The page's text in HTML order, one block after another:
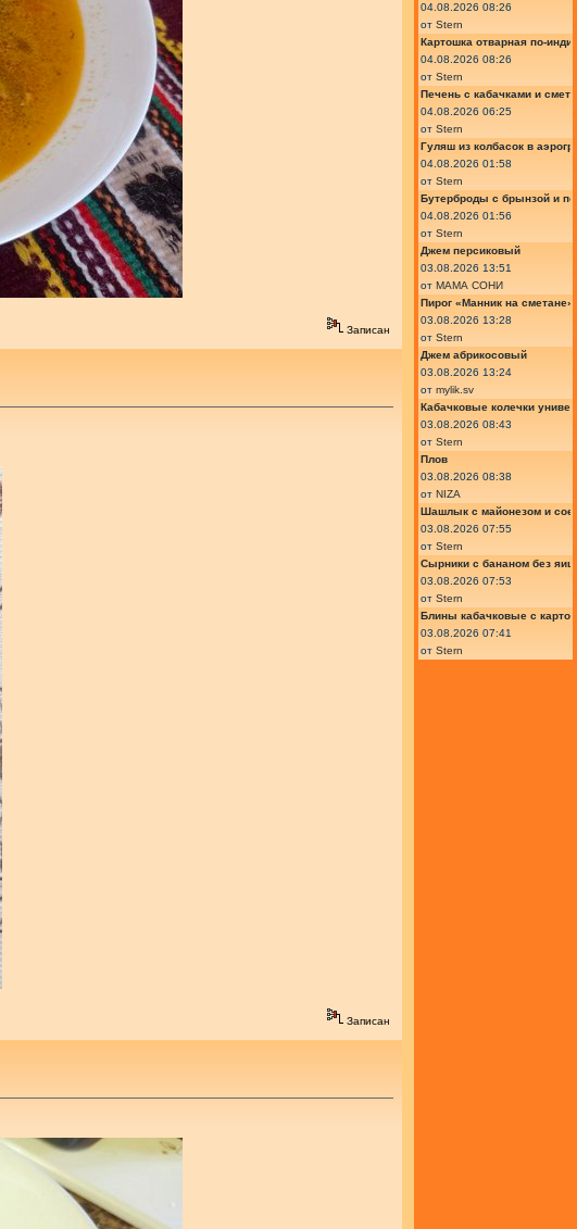
Записан
Записан
04.08.2026 08:26
от Stern
Картошка отварная по-
04.08.2026 08:26
от Stern
Печень с кабачками и
04.08.2026 06:25
от Stern
Гуляш из колбасок в
04.08.2026 01:58
от Stern
Бутерброды с брынзой и
04.08.2026 01:56
от Stern
Джем персиковый
03.08.2026 13:51
от МАМА СОНИ
Пирог «Манник на сметане»
03.08.2026 13:28
от Stern
Джем абрикосовый
03.08.2026 13:24
от mylik.sv
Кабачковые колечки
03.08.2026 08:43
от Stern
Плов
03.08.2026 08:38
от NIZA
Шашлык с майонезом и
03.08.2026 07:55
от Stern
Сырники с бананом без яиц
03.08.2026 07:53
от Stern
Блины кабачковые с
03.08.2026 07:41
от Stern